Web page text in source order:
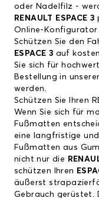
oder Nadelfilz -
RENAULT ESPACE 3
Online-
Schützen Sie den
ESPACE 3 auf
Sie sich für
Bestellung in
werden.
Schützen Sie Ihren
Wenn Sie sich für
Fußmatten
eine langfristige
Fußmatten aus
nicht nur die
schützen Ihren
äußerst
Gebrauch gerüstet.